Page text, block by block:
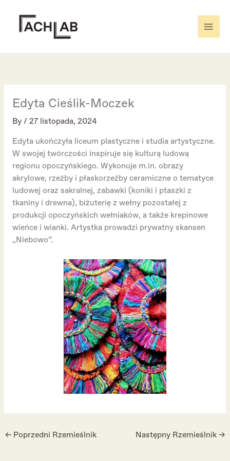
content
Edyta Cieślik-Moczek
By/ 27 listopada, 2024
Edyta ukończyła liceum plastyczne i studia artystyczne.
W swojej twórczości inspiruje się kulturą ludową
regionu opoczyńskiego. Wykonuje m.in. obrazy
akrylowe, rzeźby i płaskorzeźby ceramiczne o tematyce
ludowej oraz sakralnej, zabawki (koniki i ptaszki z
tkaniny i drewna), biżuterię z wełny pozostałej z
produkcji opoczyńskich wełniaków, a także krepinowe
wieńce i wianki. Artystka prowadzi prywatny skansen
„Niebowo”.
← Poprzedni Rzemieślnik Następny Rzemieślnik→